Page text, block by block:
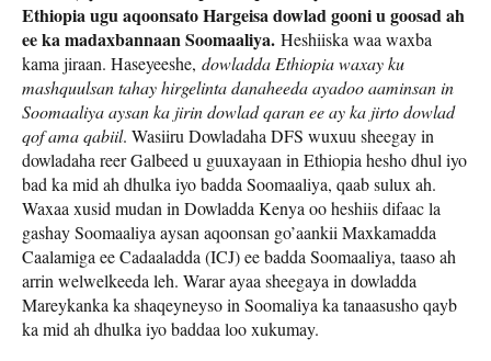
Ethiopia ugu aqoonsato Hargeisa dowlad gooni u goosad ah
ee ka madaxbannaan Soomaaliya. Heshiiska waa waxba
kama jiraan. Haseyeeshe, dowladda Ethiopia waxay ku
mashquulsan tahay hirgelinta danaheeda ayadoo aaminsan in
Soomaaliya aysan ka jirin dowlad qaran ee ay ka jirto dowlad
qof ama qabiil. Wasiiru Dowladaha DFS wuxuu sheegay in
dowladaha reer Galbeed u guuxayaan in Ethiopia hesho dhul iyo
bad ka mid ah dhulka iyo badda Soomaaliya, qaab sulux ah.
Waxaa xusid mudan in Dowladda Kenya oo heshiis difaac la
gashay Soomaaliya aysan aqoonsan go’aankii Maxkamadda
Caalamiga ee Cadaaladda (ICJ) ee badda Soomaaliya, taaso ah
arrin welwelkeeda leh. Warar ayaa sheegaya in dowladda
Mareykanka ka shaqeyneyso in Soomaliya ka tanaasusho qayb
ka mid ah dhulka iyo baddaa loo xukumay.